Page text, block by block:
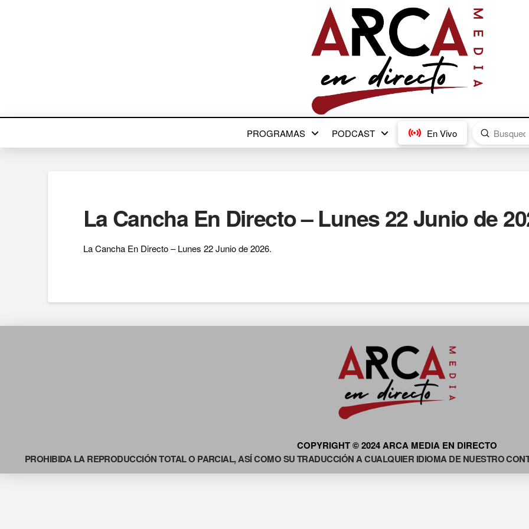
PROGRAMAS PODCAST En Vivo
Search
Submit
La Cancha En Directo – Lunes 22 Junio de
La Cancha En Directo – Lunes 22 Junio de 2026.
COPYRIGHT © 2024 ARCA MEDIA EN DIRECTO
PROHIBIDA LA REPRODUCCIÓN TOTAL O PARCIAL, ASÍ COMO SU TRADUCCIÓN A CUALQUIER IDIOMA DE NUESTRO